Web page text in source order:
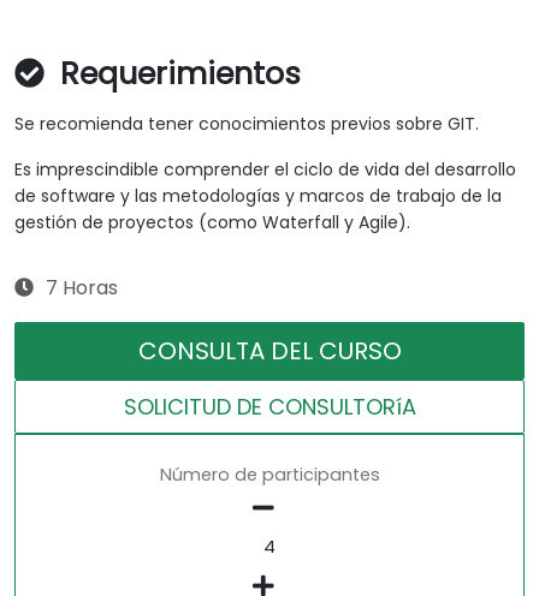
Requerimientos
Se recomienda tener conocimientos previos sobre GIT.
Es imprescindible comprender el ciclo de vida del desarrollo
de software y las metodologías y marcos de trabajo de la
gestión de proyectos (como Waterfall y Agile).
7 Horas
CONSULTA DEL CURSO
SOLICITUD DE CONSULTORíA
Número de participantes